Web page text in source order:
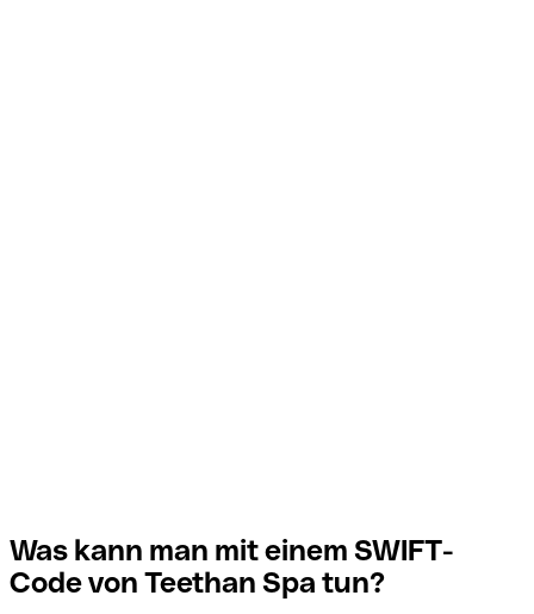
Was kann man mit einem SWIFT-
Code von Teethan Spa tun?